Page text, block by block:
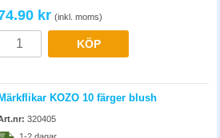
kr (inkl. moms)
KÖP
Märkflikar KOZO 10 färger blush
320405